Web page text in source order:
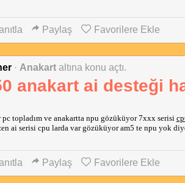
Paylaş Favorilere Ekle
· Anakart altına konu açtı.
anakart ai desteği
topladım ve anakartta npu gözüküyor 7xxx serisi
ai serisi cpu larda var gözüküyor am5 te npu yok
Paylaş Favorilere Ekle